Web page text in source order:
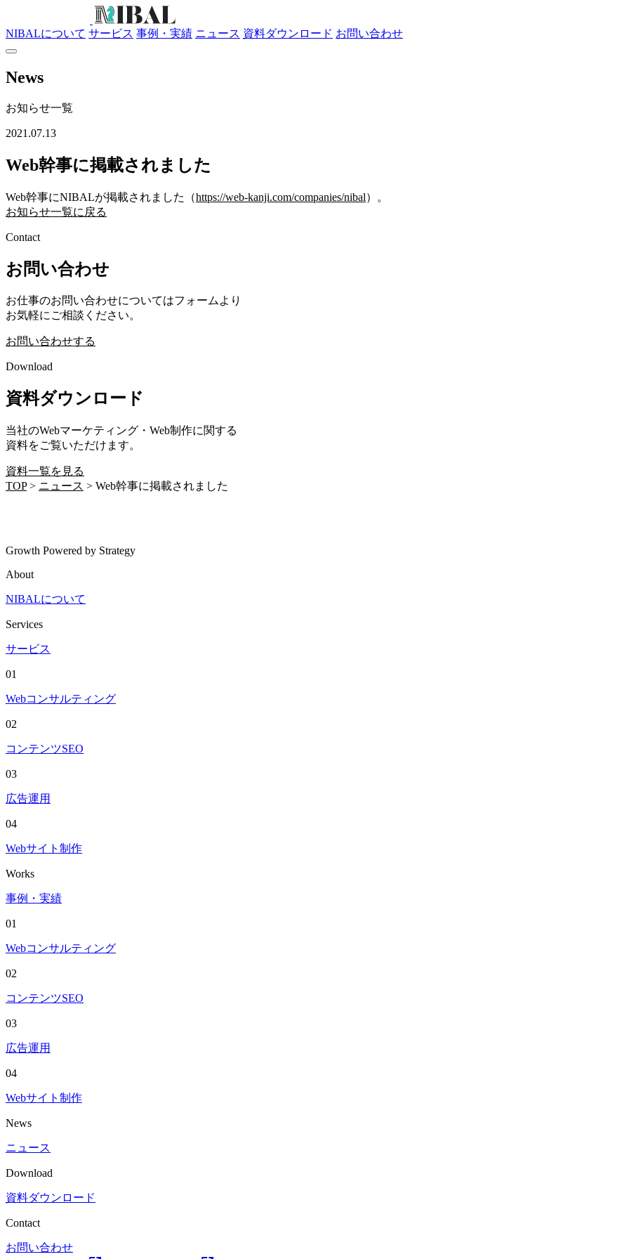
NIBALについて サービス 事例・実績 ニュース 資料ダウンロード お問い合わせ
News
お知らせ一覧
2021.07.13
Web幹事に掲載されました
Web幹事にNIBALが掲載されました（https://web-kanji.com/companies/nibal）。
お知らせ一覧に戻る
Contact
お問い合わせ
お仕事のお問い合わせについてはフォームより
お気軽にご相談ください。
お問い合わせする
Download
資料ダウンロード
当社のWebマーケティング・Web制作に関する
資料をご覧いただけます。
資料一覧を見る
TOP> ニュース > Web幹事に掲載されました
Growth Powered by Strategy
About
NIBALについて
Services
サービス
01
Webコンサルティング
02
コンテンツSEO
03
広告運用
04
Webサイト制作
Works
事例・実績
01
Webコンサルティング
02
コンテンツSEO
03
広告運用
04
Webサイト制作
News
ニュース
Download
資料ダウンロード
Contact
お問い合わせ